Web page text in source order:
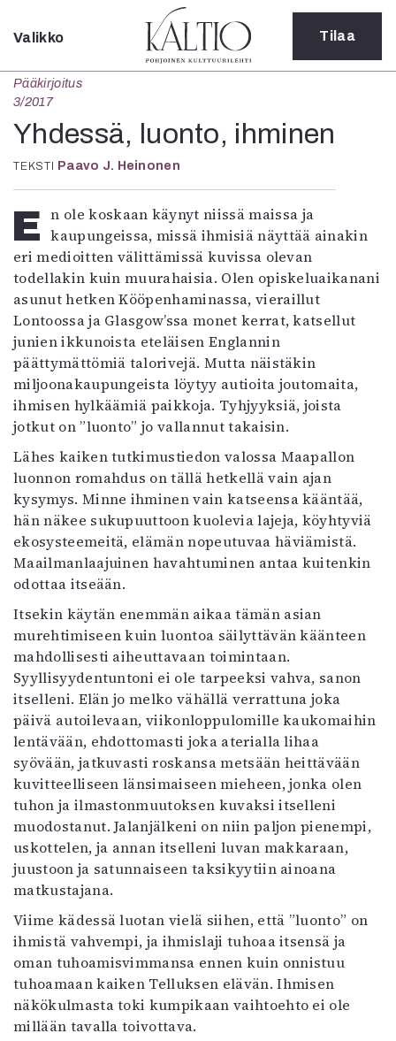
Sulje
Verkkoartikkeli
Teatteri
Tanssi
Tanssi
Sarjakuva
Sámegillii
Pääkirjoitus
Paperilehdestä
Oulu2026
Näyttelyt
Musiikki
Levyt
Kuvataide
Kirjat
In English
Arkisto
Lehdet
4/2026
2–3/2026
6/2025
5/2025 saame
5/2025
Lehtiarkisto
Info
Tilaus ja irtonumerot
Yhteistyössä
Toimitus
Mediatiedot
Kaltio ry
Valikko Tilaa
Pääkirjoitus
3/2017
Yhdessä, luonto, ihminen
TEKSTI Paavo J. Heinonen
En ole koskaan käynyt niissä maissa ja kaupungeissa, missä ihmisiä näyttää ainakin
eri medioitten välittämissä kuvissa olevan
todellakin kuin muurahaisia. Olen opiskeluaikanani
asunut hetken Kööpenhaminassa, vieraillut
Lontoossa ja Glasgow’ssa monet kerrat, katsellut
junien ikkunoista eteläisen Englannin
päättymättömiä talorivejä. Mutta näistäkin
miljoonakaupungeista löytyy autioita joutomaita,
ihmisen hylkäämiä paikkoja. Tyhjyyksiä, joista
jotkut on ”luonto” jo vallannut takaisin.
Lähes kaiken tutkimustiedon valossa Maapallon
luonnon romahdus on tällä hetkellä vain ajan
kysymys. Minne ihminen vain katseensa kääntää,
hän näkee sukupuuttoon kuolevia lajeja, köyhtyviä
ekosysteemeitä, elämän nopeutuvaa häviämistä.
Maailmanlaajuinen havahtuminen antaa kuitenkin
odottaa itseään.
Itsekin käytän enemmän aikaa tämän asian
murehtimiseen kuin luontoa säilyttävän käänteen
mahdollisesti aiheuttavaan toimintaan.
Syyllisyydentuntoni ei ole tarpeeksi vahva, sanon
itselleni. Elän jo melko vähällä verrattuna joka
päivä autoilevaan, viikonloppulomille kaukomaihin
lentävään, ehdottomasti joka aterialla lihaa
syövään, jatkuvasti roskansa metsään heittävään
kuvitteelliseen länsimaiseen mieheen, jonka olen
tuhon ja ilmastonmuutoksen kuvaksi itselleni
muodostanut. Jalanjälkeni on niin paljon pienempi,
uskottelen, ja annan itselleni luvan makkaraan,
juustoon ja satunnaiseen taksikyytiin ainoana
matkustajana.
Viime kädessä luotan vielä siihen, että ”luonto” on
ihmistä vahvempi, ja ihmislaji tuhoaa itsensä ja
oman tuhoamisvimmansa ennen kuin onnistuu
tuhoamaan kaiken Telluksen elävän. Ihmisen
näkökulmasta toki kumpikaan vaihtoehto ei ole
millään tavalla toivottava.